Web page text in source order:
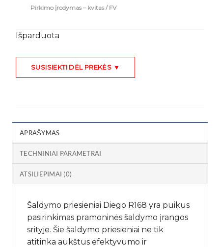
Pirkimo įrodymas – kvitas / FV
Išparduota
SUSISIEKTI DĖL PREKĖS ▼
APRAŠYMAS
TECHNINIAI PARAMETRAI
ATSILIEPIMAI (0)
Šaldymo priesieniai Diego R168 yra puikus
pasirinkimas pramoninės šaldymo įrangos
srityje. Šie šaldymo priesieniai ne tik
atitinka aukštus efektyvumo ir